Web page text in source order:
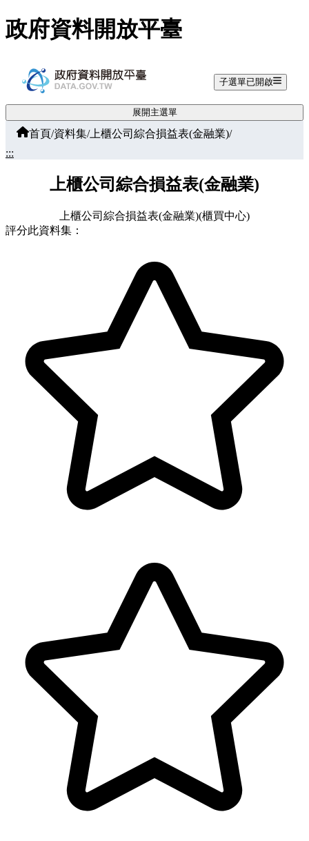
跳至主要內容
政府資料開放平臺
子選單已開啟
展開主選單
首頁/資料集/上櫃公司綜合損益表(金融業)/
:::
上櫃公司綜合損益表(金融業)
上櫃公司綜合損益表(金融業)(櫃買中心)
評分此資料集：